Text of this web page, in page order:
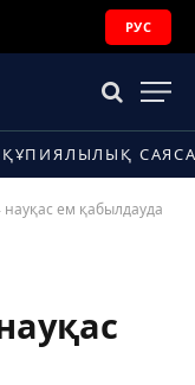
РУС
ҚҰПИЯЛЫЛЫҚ
ем қабылдауда